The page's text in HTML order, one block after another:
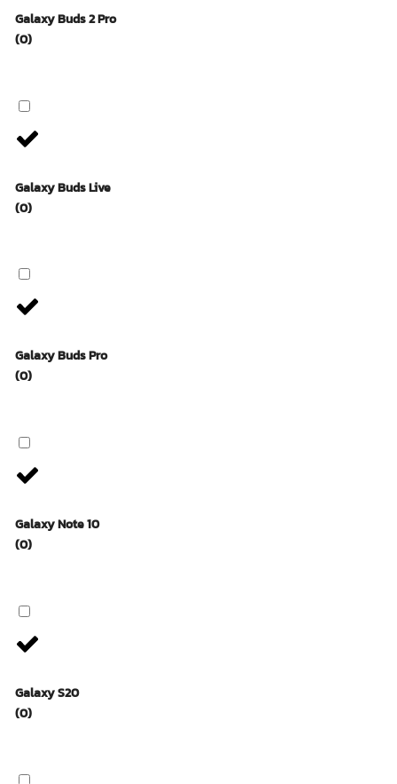
Galaxy Buds 2 Pro
(0)
Galaxy Buds Live
(0)
Galaxy Buds Pro
(0)
Galaxy Note 10
(0)
Galaxy S20
(0)